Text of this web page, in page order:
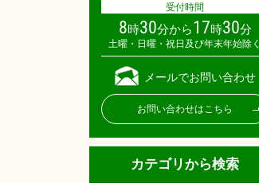
受付時間
8時30分から17時30分
土曜・日曜・祝日及び年末年始除く
メールでお問い合わせ
お問い合わせはこちら
カテゴリから検索